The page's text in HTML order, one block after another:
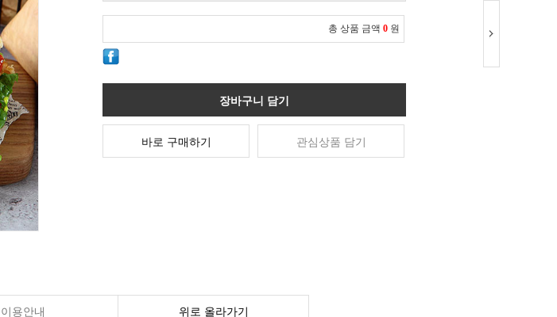
총 상품 금액 0 원
장바구니 담기
바로 구매하기 관심상품 담기
이용안내 위로 올라가기